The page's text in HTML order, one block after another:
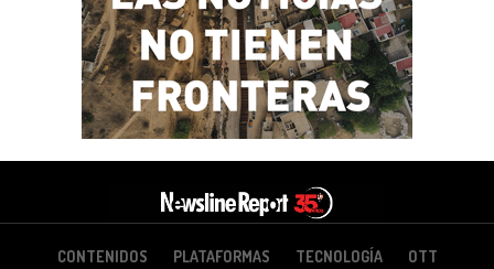
CONTENIDOS PLATAFORMAS TECNOLOGÍA OTT